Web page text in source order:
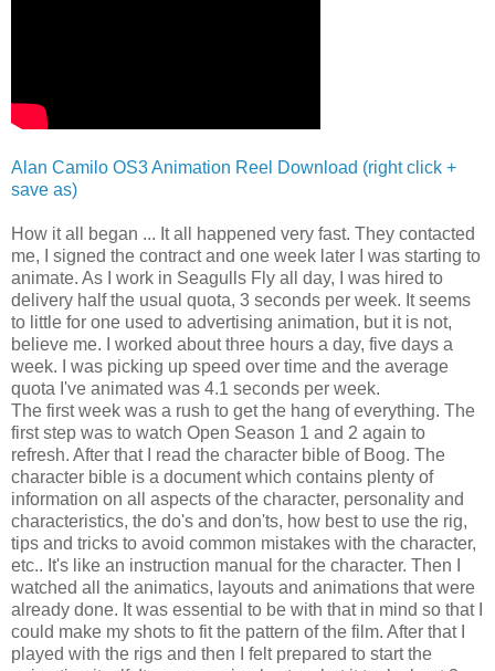
Alan Camilo OS3 Animation Reel Download (right click +
save as)
How it all began ... It all happened very fast. They contacted
me, I signed the contract and one week later I was starting to
animate. As I work in Seagulls Fly all day, I was hired to
delivery half the usual quota, 3 seconds per week. It seems
to little for one used to advertising animation, but it is not,
believe me. I worked about three hours a day, five days a
week. I was picking up speed over time and the average
quota I've animated was 4.1 seconds per week.
The first week was a rush to get the hang of everything. The
first step was to watch Open Season 1 and 2 again to
refresh. After that I read the character bible of Boog. The
character bible is a document which contains plenty of
information on all aspects of the character, personality and
characteristics, the do's and don'ts, how best to use the rig,
tips and tricks to avoid common mistakes with the character,
etc.. It's like an instruction manual for the character. Then I
watched all the animatics, layouts and animations that were
already done. It was essential to be with that in mind so that I
could make my shots to fit the pattern of the film. After that I
played with the rigs and then I felt prepared to start the